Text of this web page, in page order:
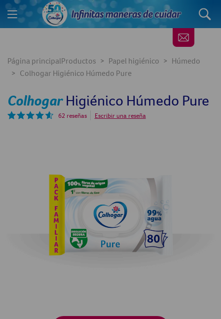
Página principalProductos Papel higiénico
Húmedo
Colhogar Higiénico Húmedo Pure
ColhogarHigiénico Húmedo Pure
62 reseñas Escribir una reseña